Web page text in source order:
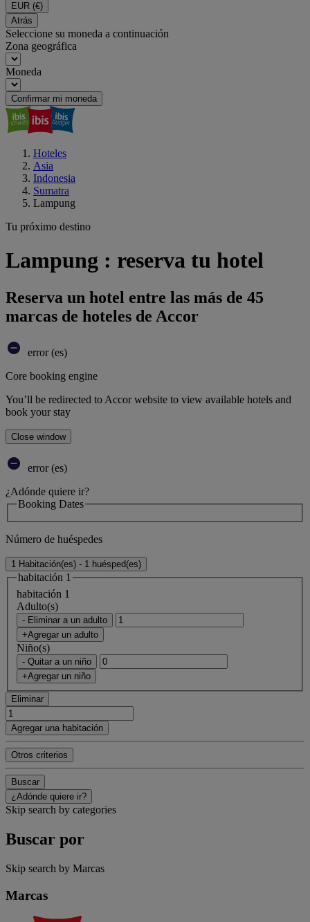
EUR (€)
Atrás
Seleccione su moneda a continuación
Zona geográfica
Moneda
Confirmar mi moneda
Hoteles
Asia
Indonesia
Sumatra
Lampung
Tu próximo destino
Lampung : reserva tu hotel
Reserva un hotel entre las más de 45
marcas de hoteles de Accor
error (es)
Core booking engine
You’ll be redirected to Accor website to view available hotels and
book your stay
Close window
error (es)
¿Adónde quiere ir?
Booking Dates
Número de huéspedes
1 Habitación(es) - 1 huésped(es)
habitación 1
habitación 1
Adulto(s)
- Eliminar a un adulto
+Agregar un adulto
Niño(s)
- Quitar a un niño
+Agregar un niño
Eliminar
Agregar una habitación
Otros criterios
Buscar
¿Adónde quiere ir?
Skip search by categories
Buscar por
Skip search by Marcas
Marcas